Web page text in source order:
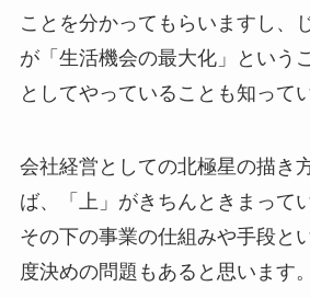
ことを分かってもらいますし、
が「生活機会の最大化」という
としてやっていることも知って
会社経営としての北極星の描き
ば、「上」がきちんときまって
その下の事業の仕組みや手段と
度決めの問題もあると思います。